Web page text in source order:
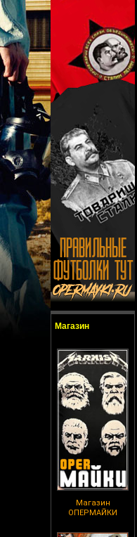
Магазин
Магазин
ОПЕРМАЙКИ